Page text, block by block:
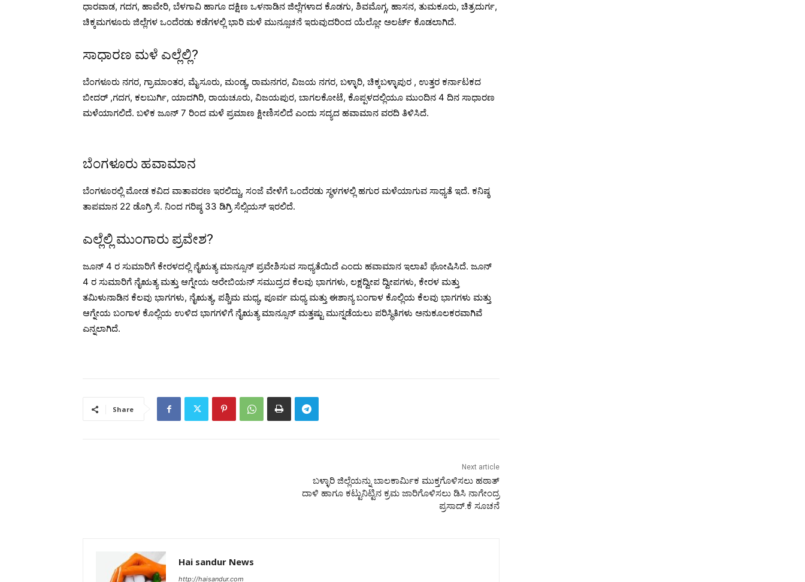
ಧಾರವಾಡ, ಗದಗ, ಹಾವೇರಿ, ಬೆಳಗಾವಿ ಹಾಗೂ ದಕ್ಷಿಣ ಒಳನಾಡಿನ ಜಿಲ್ಲೆಗಳಾದ ಕೊಡಗು, ಶಿವಮೊಗ್ಗ, ಹಾಸನ, ತುಮಕೂರು, ಚಿತ್ರದುರ್ಗ,
ಚಿಕ್ಕಮಗಳೂರು ಜಿಲ್ಲೆಗಳ ಒಂದೆರಡು ಕಡೆಗಳಲ್ಲಿ ಭಾರಿ ಮಳೆ ಮುನ್ಸೂಚನೆ ಇರುವುದರಿಂದ ಯೆಲ್ಲೋ ಅಲರ್ಟ್ ಕೊಡಲಾಗಿದೆ.
ಸಾಧಾರಣ ಮಳೆ ಎಲ್ಲೆಲ್ಲಿ?
ಬೆಂಗಳೂರು ನಗರ, ಗ್ರಾಮಾಂತರ, ಮೈಸೂರು, ಮಂಡ್ಯ, ರಾಮನಗರ, ವಿಜಯ ನಗರ, ಬಳ್ಳಾರಿ, ಚಿಕ್ಕಬಳ್ಳಾಪುರ , ಉತ್ತರ ಕರ್ನಾಟಕದ
ಬೀದರ್ ,ಗದಗ, ಕಲಬುರ್ಗಿ, ಯಾದಗಿರಿ, ರಾಯಚೂರು, ವಿಜಯಪುರ, ಬಾಗಲಕೋಟೆ, ಕೊಪ್ಪಳದಲ್ಲಿಯೂ ಮುಂದಿನ 4 ದಿನ ಸಾಧಾರಣ
ಮಳೆಯಾಗಲಿದೆ. ಬಳಿಕ ಜೂನ್ 7 ರಿಂದ ಮಳೆ ಪ್ರಮಾಣ ಕ್ಷೀಣಿಸಲಿದೆ ಎಂದು ಸದ್ಯದ ಹವಾಮಾನ ವರದಿ ತಿಳಿಸಿದೆ.
ಬೆಂಗಳೂರು ಹವಾಮಾನ
ಬೆಂಗಳೂರಲ್ಲಿ ಮೋಡ ಕವಿದ ವಾತಾವರಣ ಇರಲಿದ್ದು, ಸಂಜೆ ವೇಳೆಗೆ ಒಂದೆರಡು ಸ್ಥಳಗಳಲ್ಲಿ ಹಗುರ ಮಳೆಯಾಗುವ ಸಾಧ್ಯತೆ ಇದೆ. ಕನಿಷ್ಠ
ತಾಪಮಾನ 22 ಡೊಗ್ರಿ ಸೆ. ನಿಂದ ಗರಿಷ್ಠ 33 ಡಿಗ್ರಿ ಸೆಲ್ಸಿಯಸ್ ಇರಲಿದೆ.
ಎಲ್ಲೆಲ್ಲಿ ಮುಂಗಾರು ಪ್ರವೇಶ?
ಜೂನ್ 4 ರ ಸುಮಾರಿಗೆ ಕೇರಳದಲ್ಲಿ ನೈಋತ್ಯ ಮಾನ್ಸೂನ್ ಪ್ರವೇಶಿಸುವ ಸಾಧ್ಯತೆಯಿದೆ ಎಂದು ಹವಾಮಾನ ಇಲಾಖೆ ಘೋಷಿಸಿದೆ. ಜೂನ್
4 ರ ಸುಮಾರಿಗೆ ನೈಋತ್ಯ ಮತ್ತು ಆಗ್ನೇಯ ಅರೇಬಿಯನ್ ಸಮುದ್ರದ ಕೆಲವು ಭಾಗಗಳು, ಲಕ್ಷದ್ವೀಪ ದ್ವೀಪಗಳು, ಕೇರಳ ಮತ್ತು
ತಮಿಳುನಾಡಿನ ಕೆಲವು ಭಾಗಗಳು, ನೈಋತ್ಯ, ಪಶ್ಚಿಮ ಮಧ್ಯ, ಪೂರ್ವ ಮಧ್ಯ ಮತ್ತು ಈಶಾನ್ಯ ಬಂಗಾಳ ಕೊಲ್ಲಿಯ ಕೆಲವು ಭಾಗಗಳು ಮತ್ತು
ಆಗ್ನೇಯ ಬಂಗಾಳ ಕೊಲ್ಲಿಯ ಉಳಿದ ಭಾಗಗಳಿಗೆ ನೈಋತ್ಯ ಮಾನ್ಸೂನ್ ಮತ್ತಷ್ಟು ಮುನ್ನಡೆಯಲು ಪರಿಸ್ಥಿತಿಗಳು ಅನುಕೂಲಕರವಾಗಿವೆ
ಎನ್ನಲಾಗಿದೆ.
Share
Next article
ಬಳ್ಳಾರಿ ಜಿಲ್ಲೆಯನ್ನು ಬಾಲಕಾರ್ಮಿಕ ಮುಕ್ತಗೊಳಿಸಲು ಹಠಾತ್
ದಾಳಿ ಹಾಗೂ ಕಟ್ಟುನಿಟ್ಟಿನ ಕ್ರಮ ಜಾರಿಗೊಳಿಸಲು ಡಿಸಿ ನಾಗೇಂದ್ರ
ಪ್ರಸಾದ್.ಕೆ ಸೂಚನೆ
Hai sandur News
http://haisandur.com